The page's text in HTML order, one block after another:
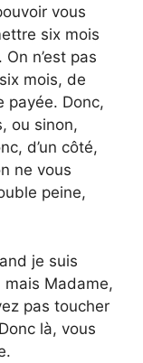
vous
six mois
n’est pas
mois, de
payée. Donc,
ou sinon,
d’un côté,
ne vous
peine,
je suis
mais Madame,
pas toucher
là, vous